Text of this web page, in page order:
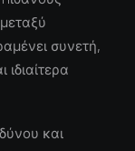
συνετή,
και